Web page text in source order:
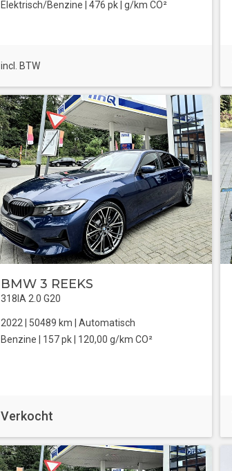
Elektrisch/Benzine | 476 pk | g/km CO²
incl. BTW
BMW 3 REEKS
318IA 2.0 G20
2022 | 50489 km | Automatisch
Benzine | 157 pk | 120,00 g/km CO²
Verkocht